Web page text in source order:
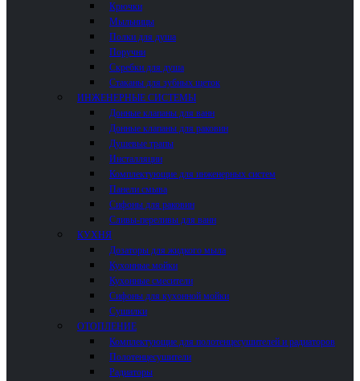
Крючки
Мыльницы
Полки для душа
Поручни
Скребки для душа
Стаканы для зубных щеток
ИНЖЕНЕРНЫЕ СИСТЕМЫ
Донные клапаны для ванн
Донные клапаны для раковин
Душевые трапы
Инсталляции
Комплектующие для инженерных систем
Панели смыва
Сифоны для раковин
Сливы-переливы для ванн
КУХНЯ
Дозаторы для жидкого мыла
Кухонные мойки
Кухонные смесители
Сифоны для кухонной мойки
Сушилки
ОТОПЛЕНИЕ
Комплектующие для полотенцесушителей и радиаторов
Полотенцесушители
Радиаторы